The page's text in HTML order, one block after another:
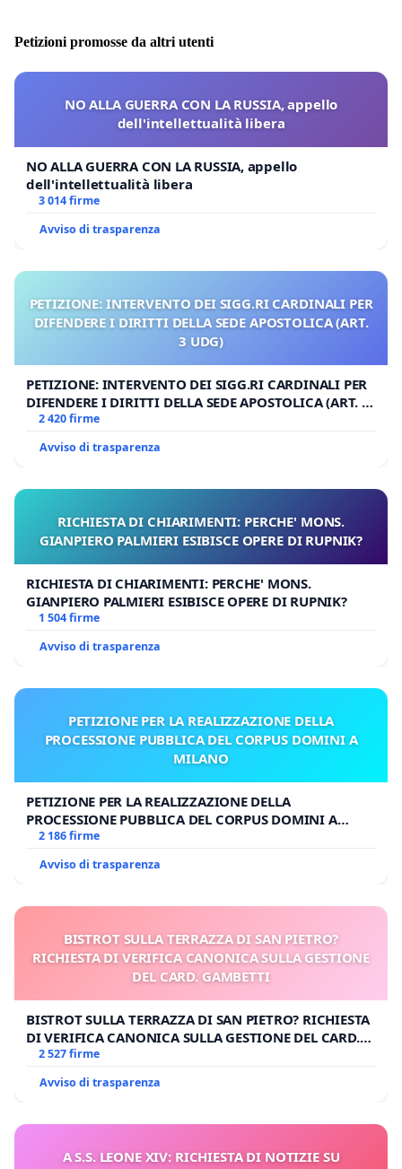
Petizioni promosse da altri utenti
NO ALLA GUERRA CON LA RUSSIA, appello
dell'intellettualità libera
NO ALLA GUERRA CON LA RUSSIA, appello
dell'intellettualità libera
3 014 firme
Avviso di trasparenza
PETIZIONE: INTERVENTO DEI SIGG.RI CARDINALI PER
DIFENDERE I DIRITTI DELLA SEDE APOSTOLICA (ART.
3 UDG)
PETIZIONE: INTERVENTO DEI SIGG.RI CARDINALI PER
DIFENDERE I DIRITTI DELLA SEDE APOSTOLICA (ART. 3
UDG)
2 420 firme
Avviso di trasparenza
RICHIESTA DI CHIARIMENTI: PERCHE' MONS.
GIANPIERO PALMIERI ESIBISCE OPERE DI RUPNIK?
RICHIESTA DI CHIARIMENTI: PERCHE' MONS.
GIANPIERO PALMIERI ESIBISCE OPERE DI RUPNIK?
1 504 firme
Avviso di trasparenza
PETIZIONE PER LA REALIZZAZIONE DELLA
PROCESSIONE PUBBLICA DEL CORPUS DOMINI A
MILANO
PETIZIONE PER LA REALIZZAZIONE DELLA
PROCESSIONE PUBBLICA DEL CORPUS DOMINI A
MILANO
2 186 firme
Avviso di trasparenza
BISTROT SULLA TERRAZZA DI SAN PIETRO?
RICHIESTA DI VERIFICA CANONICA SULLA GESTIONE
DEL CARD. GAMBETTI
BISTROT SULLA TERRAZZA DI SAN PIETRO? RICHIESTA
DI VERIFICA CANONICA SULLA GESTIONE DEL CARD.
GAMBETTI
2 527 firme
Avviso di trasparenza
A S.S. LEONE XIV: RICHIESTA DI NOTIZIE SU